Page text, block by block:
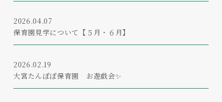
2026.04.07
保育園見学について【５月・６月】
2026.02.19
大宮たんぽぽ保育園 お遊戯会✨